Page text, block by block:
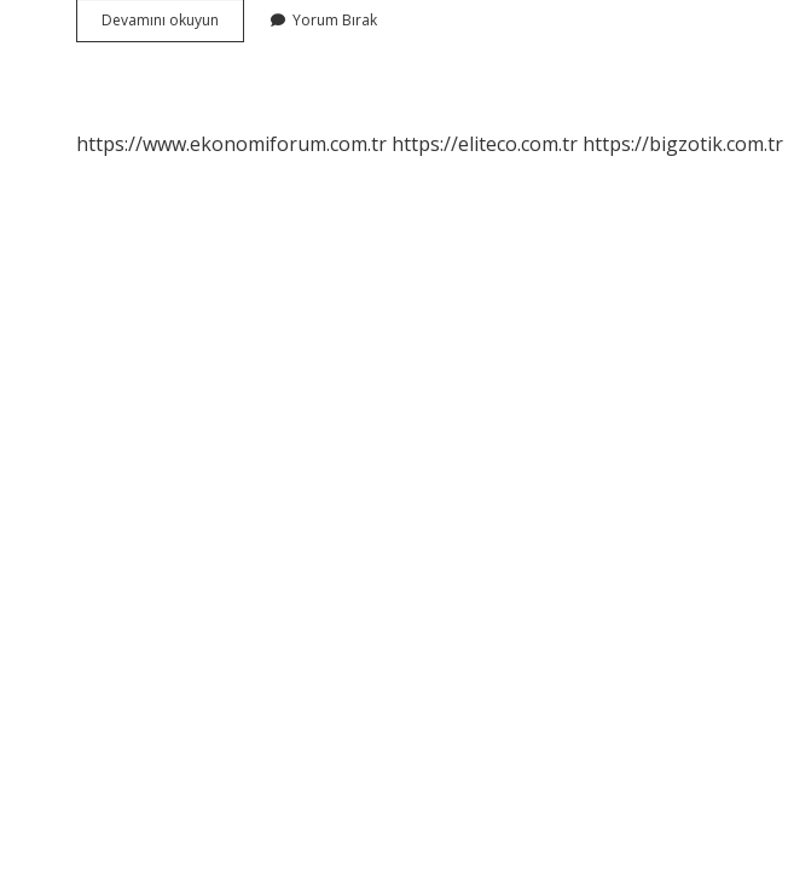
Devamını okuyun Ahtapotun
Kaç
Yorum Bırak
https://www.ekonomiforum.com.tr https://eliteco.com.tr https://bigzotik.com.tr